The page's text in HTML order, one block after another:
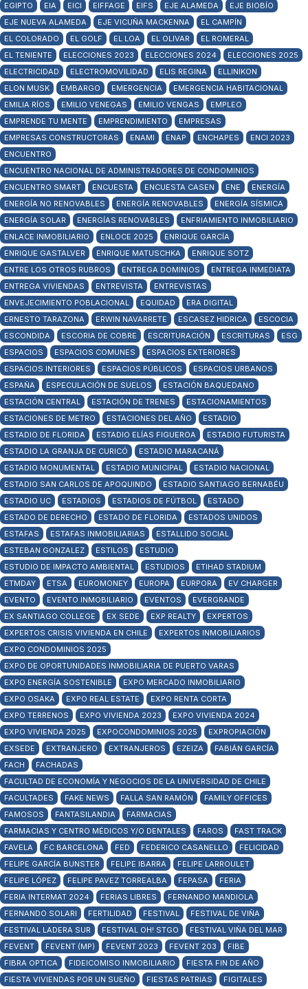
EGIPTO
EIA EICI EIFFAGE EIFS EJE ALAMEDA
EJE BIOBÍO
EJE NUEVA ALAMEDA
EJE VICUÑA MACKENNA
EL CAMPÍN
EL COLORADO
EL GOLF EL LOA EL OLIVAR
EL ROMERAL
EL TENIENTE
ELECCIONES 2023 ELECCIONES 2024
ELECCIONES 2025
ELECTRICIDAD
ELECTROMOVILIDAD ELIS REGINA
ELLINIKON
ELON MUSK
EMBARGO EMERGENCIA
EMERGENCIA HABITACIONAL
EMILIA RÍOS
EMILIO VENEGAS EMILIO VENGAS
EMPLEO
EMPRENDE TU MENTE
EMPRENDIMIENTO
EMPRESAS
EMPRESAS CONSTRUCTORAS
ENAMI ENAP ENCHAPES
ENCI 2023
ENCUENTRO
ENCUENTRO NACIONAL DE ADMINISTRADORES DE CONDOMINIOS
ENCUENTRO SMART
ENCUESTA ENCUESTA CASEN ENE
ENERGÍA
ENERGÍA NO RENOVABLES
ENERGÍA RENOVABLES
ENERGÍA SÍSMICA
ENERGÍA SOLAR
ENERGÍAS RENOVABLES
ENFRIAMIENTO INMOBILIARIO
ENLACE INMOBILIARIO
ENLOCE 2025
ENRIQUE GARCÍA
ENRIQUE GASTALVER
ENRIQUE MATUSCHKA
ENRIQUE SOTZ
ENTRE LOS OTROS RUBROS
ENTREGA DOMINIOS
ENTREGA INMEDIATA
ENTREGA VIVIENDAS
ENTREVISTA
ENTREVISTAS
ENVEJECIMIENTO POBLACIONAL
EQUIDAD
ERA DIGITAL
ERNESTO TARAZONA
ERWIN NAVARRETE ESCASEZ HIDRICA
ESCOCIA
ESCONDIDA
ESCORIA DE COBRE ESCRITURACIÓN ESCRITURAS
ESG
ESPACIOS
ESPACIOS COMUNES
ESPACIOS EXTERIORES
ESPACIOS INTERIORES
ESPACIOS PÚBLICOS
ESPACIOS URBANOS
ESPAÑA
ESPECULACIÓN DE SUELOS
ESTACIÓN BAQUEDANO
ESTACIÓN CENTRAL
ESTACIÓN DE TRENES
ESTACIONAMIENTOS
ESTACIONES DE METRO
ESTACIONES DEL AÑO
ESTADIO
ESTADIO DE FLORIDA
ESTADIO ELÍAS FIGUEROA
ESTADIO FUTURISTA
ESTADIO LA GRANJA DE CURICÓ
ESTADIO MARACANÁ
ESTADIO MONUMENTAL
ESTADIO MUNICIPAL
ESTADIO NACIONAL
ESTADIO SAN CARLOS DE APOQUINDO
ESTADIO SANTIAGO BERNABÉU
ESTADIO UC
ESTADIOS ESTADIOS DE FÚTBOL
ESTADO
ESTADO DE DERECHO
ESTADO DE FLORIDA
ESTADOS UNIDOS
ESTAFAS
ESTAFAS INMOBILIARIAS
ESTALLIDO SOCIAL
ESTEBAN GONZALEZ
ESTILOS
ESTUDIO
ESTUDIO DE IMPACTO AMBIENTAL
ESTUDIOS
ETIHAD STADIUM
ETMDAY
ETSA EUROMONEY EUROPA EURPORA
EV CHARGER
EVENTO
EVENTO INMOBILIARIO EVENTOS
EVERGRANDE
EX SANTIAGO COLLEGE
EX SEDE EXP REALTY
EXPERTOS
EXPERTOS CRISIS VIVIENDA EN CHILE
EXPERTOS INMOBILIARIOS
EXPO CONDOMINIOS 2025
EXPO DE OPORTUNIDADES INMOBILIARIA DE PUERTO VARAS
EXPO ENERGÍA SOSTENIBLE
EXPO MERCADO INMOBILIARIO
EXPO OSAKA
EXPO REAL ESTATE
EXPO RENTA CORTA
EXPO TERRENOS
EXPO VIVIENDA 2023
EXPO VIVIENDA 2024
EXPO VIVIENDA 2025
EXPOCONDOMINIOS 2025
EXPROPIACIÓN
EXSEDE
EXTRANJERO EXTRANJEROS EZEIZA
FABIÁN GARCÍA
FACH
FACHADAS
FACULTAD DE ECONOMÍA Y NEGOCIOS DE LA UNIVERSIDAD DE CHILE
FACULTADES
FAKE NEWS FALLA SAN RAMÓN
FAMILY OFFICES
FAMOSOS
FANTASILANDIA
FARMACIAS
FARMACIAS Y CENTRO MÉDICOS Y/O DENTALES
FAROS
FAST TRACK
FAVELA
FC BARCELONA FED FEDERICO CASANELLO
FELICIDAD
FELIPE GARCÍA BUNSTER
FELIPE IBARRA
FELIPE LARROULET
FELIPE LÓPEZ
FELIPE PAVEZ TORREALBA FEPASA
FERIA
FERIA INTERMAT 2024
FERIAS LIBRES
FERNANDO MANDIOLA
FERNANDO SOLARI
FERTILIDAD FESTIVAL
FESTIVAL DE VIÑA
FESTIVAL LADERA SUR
FESTIVAL OH! STGO
FESTIVAL VIÑA DEL MAR
FEVENT
FEVENT (MP) FEVENT 2023 FEVENT 203
FIBE
FIBRA OPTICA
FIDEICOMISO INMOBILIARIO
FIESTA FIN DE AÑO
FIESTA VIVIENDAS POR UN SUEÑO
FIESTAS PATRIAS FIGITALES